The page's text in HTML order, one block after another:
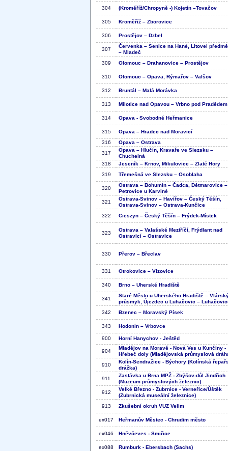
304 (Kroměříž/Chropyně -) Kojetín –Tovačov
305 Kroměříž – Zborovice
306 Prostějov – Dzbel
307
Červenka – Senice na Hané, Litovel
– Mladeč
309
Olomouc – Drahanovice – Prostějov
310 Olomouc – Opava, Rýmařov – Valšov
312 Bruntál – Malá Morávka
313 Milotice nad Opavou – Vrbno pod Pradědem
314 Opava - Svobodné Heřmanice
315
Opava – Hradec nad Moravicí
316
Opava – Ostrava
317
Opava – Hlučín, Kravaře ve Slezsku –
Chuchelná
318
Jeseník – Krnov, Mikulovice – Zlaté Hory
319
Třemešná ve Slezsku – Osoblaha
320
Ostrava – Bohumín – Čadca, Dětmarovice –
Petrovice u Karviné
321
Ostrava-Svinov – Havířov – Český Těšín,
Ostrava-Svinov – Ostrava-Kunčice
322
Cieszyn – Český Těšín – Frýdek-Místek
323
Ostrava – Valašské Meziříčí, Frýdlant nad
Ostravicí – Ostravice
330 Přerov – Břeclav
331 Otrokovice – Vizovice
340 Brno – Uherské Hradiště
341
Staré Město u Uherského Hradiště –
průsmyk, Újezdec u Luhačovic –
342
Bzenec – Moravský Písek
343 Hodonín – Vrbovce
900 Horní Hanychov - Ještěd
904
Mladějov na Moravě - Nová Ves u Kunčiny -
Hřebeč doly (Mladějovská průmyslová
910
Kolín-Sendražice - Býchory (Kolínská
drážka)
911
Zastávka u Brna MPŽ - Zbýšov-důl Jindřich
(Muzeum průmyslových železnic)
912
Velké Březno - Zubrnice - Verneřice/Úštěk
(Zubrnická museální železnice)
913
Zkušební okruh VUZ Velim
ex017 Heřmanův Městec - Chrudim město
ex046 Hněvčeves - Smiřice
ex088 Rumburk - Ebersbach (Sachs)